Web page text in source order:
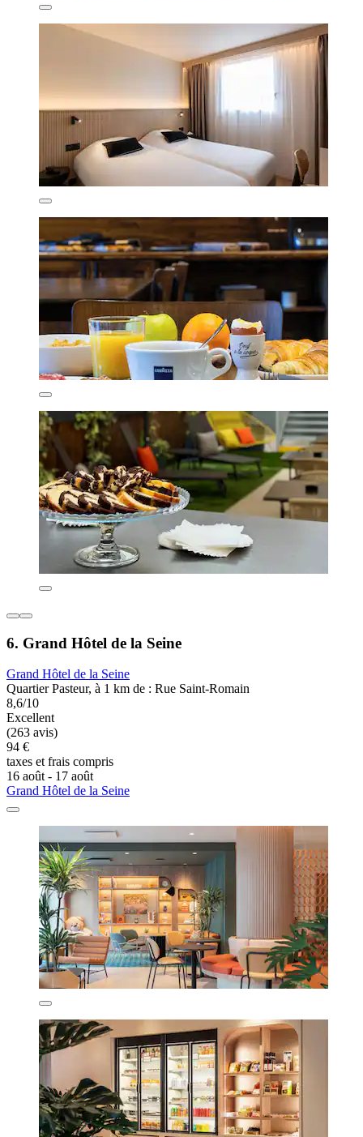
6. Grand Hôtel de la Seine
Grand Hôtel de la Seine
Quartier Pasteur, à 1 km de : Rue Saint-Romain
8,6/10
Excellent
(263 avis)
94 €
taxes et frais compris
16 août - 17 août
Grand Hôtel de la Seine